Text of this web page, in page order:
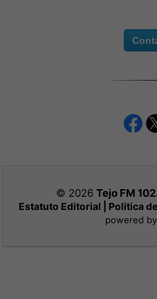
© 2026 Tejo FM
Estatuto Editorial Politica
powered by